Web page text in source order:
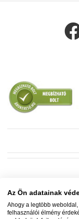
Az Ön adatainak
Ahogy a legtöbb
felhasználói élmény